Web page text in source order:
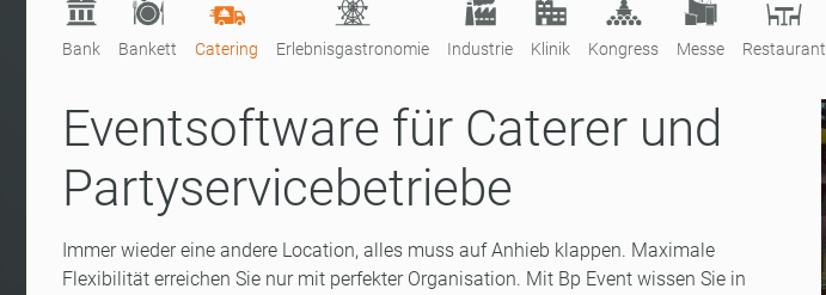
Bank Bankett Catering Erlebnisgastronomie Industrie Klinik Kongress Messe Restaurant
Eventsoftware für Caterer und
Partyservicebetriebe
Immer wieder eine andere Location, alles muss auf Anhieb klappen. Maximale
Flexibilität erreichen Sie nur mit perfekter Organisation. Mit Bp Event wissen Sie in